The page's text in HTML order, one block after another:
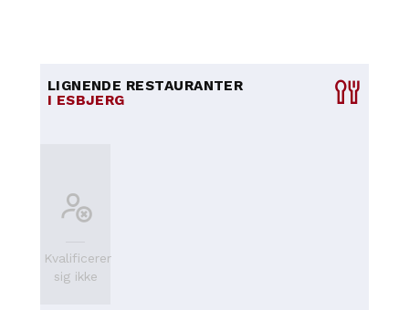
LIGNENDE RESTAURANTER
I ESBJERG
Kvalificerer
sig ikke